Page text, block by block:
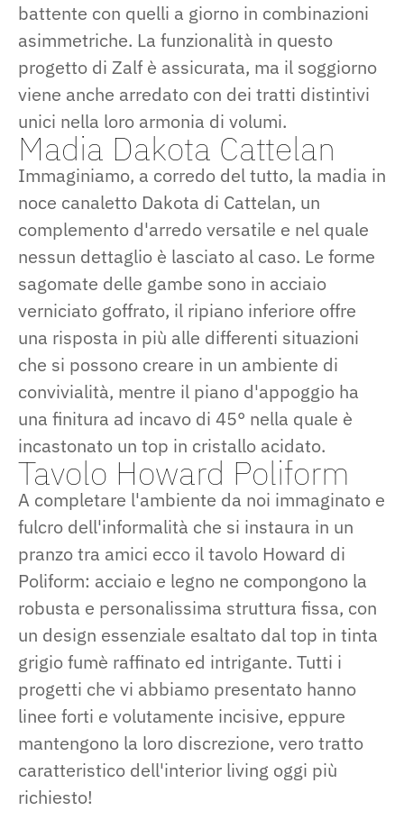
battente con quelli a giorno in combinazioni
asimmetriche. La funzionalità in questo
progetto di Zalf è assicurata, ma il soggiorno
viene anche arredato con dei tratti distintivi
unici nella loro armonia di volumi.
Madia Dakota Cattelan
Immaginiamo, a corredo del tutto, la madia in
noce canaletto Dakota di Cattelan, un
complemento d'arredo versatile e nel quale
nessun dettaglio è lasciato al caso. Le forme
sagomate delle gambe sono in acciaio
verniciato goffrato, il ripiano inferiore offre
una risposta in più alle differenti situazioni
che si possono creare in un ambiente di
convivialità, mentre il piano d'appoggio ha
una finitura ad incavo di 45° nella quale è
incastonato un top in cristallo acidato.
Tavolo Howard Poliform
A completare l'ambiente da noi immaginato e
fulcro dell'informalità che si instaura in un
pranzo tra amici ecco il tavolo Howard di
Poliform: acciaio e legno ne compongono la
robusta e personalissima struttura fissa, con
un design essenziale esaltato dal top in tinta
grigio fumè raffinato ed intrigante. Tutti i
progetti che vi abbiamo presentato hanno
linee forti e volutamente incisive, eppure
mantengono la loro discrezione, vero tratto
caratteristico dell'interior living oggi più
richiesto!